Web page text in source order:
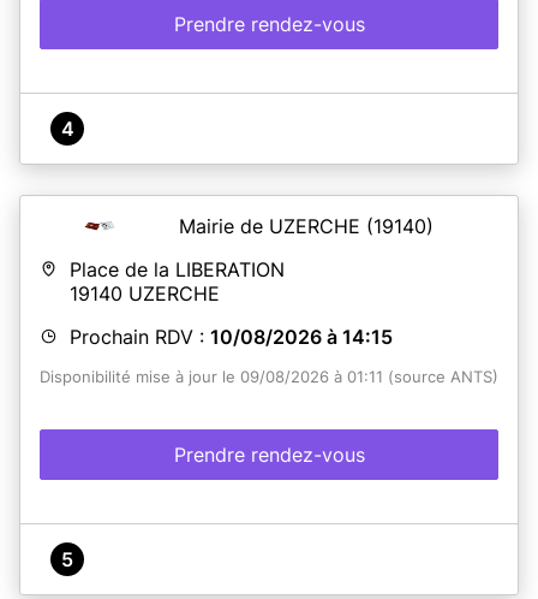
Prendre rendez-vous
4
Mairie de UZERCHE (19140)
Place de la LIBERATION
19140 UZERCHE
Prochain RDV : 10/08/2026 à 14:15
Disponibilité mise à jour le 09/08/2026 à 01:11 (source ANTS)
Prendre rendez-vous
5